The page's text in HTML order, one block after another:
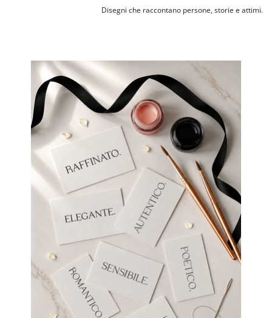
Disegni che raccontano persone, storie e attimi.